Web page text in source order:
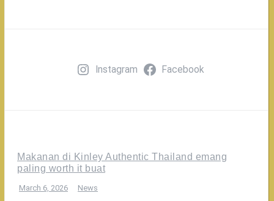
Instagram Facebook
Makanan di Kinley Authentic Thailand emang
paling worth it buat
March 6, 2026 News